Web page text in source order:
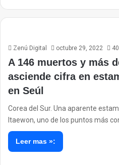
Zenú Digital octubre 29, 2022 40
A 146 muertos y más
asciende cifra en
en Seúl
Corea del Sur. Una aparente
Itaewon, uno de los puntos más
Leer mas »: